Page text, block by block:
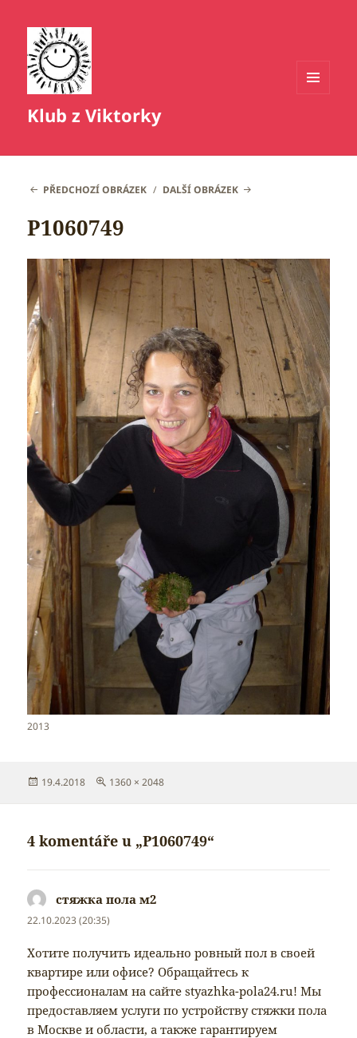
Klub z Viktorky
PŘEDCHOZÍ OBRÁZEK DALŠÍ OBRÁZEK
P1060749
2013
Publikováno:
19.4.2018
Původní
1360 × 2048
4 komentáře u „P1060749“
стяжка пола м2
22.10.2023 (20:35)
Хотите получить идеально ровный пол в своей
квартире или офисе? Обращайтесь к
профессионалам на сайте styazhka-pola24.ru! Мы
предоставляем услуги по устройству стяжки пола
в Москве и области, а также гарантируем